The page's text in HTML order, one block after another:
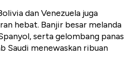
dan Venezuela juga
hebat. Banjir besar melanda
serta gelombang panas
Saudi menewaskan ribuan